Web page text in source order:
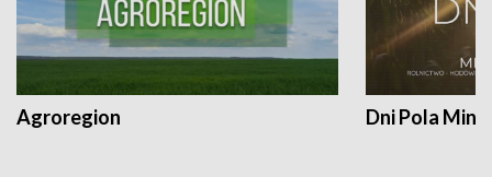
Agroregion Dni Pola